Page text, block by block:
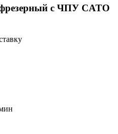
с ЧПУ CATO